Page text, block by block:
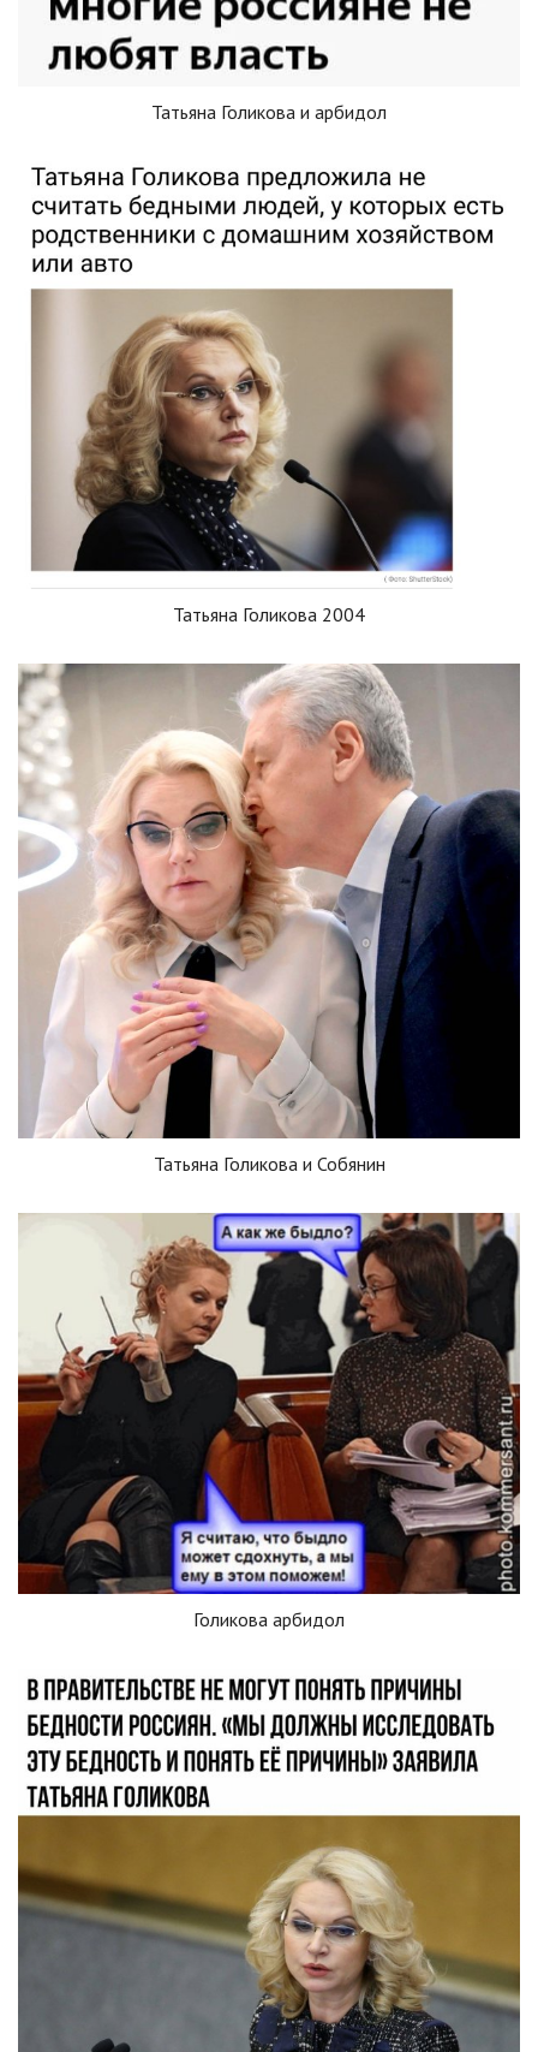
Татьяна Голикова и арбидол
Татьяна Голикова 2004
Татьяна Голикова и Собянин
Голикова арбидол